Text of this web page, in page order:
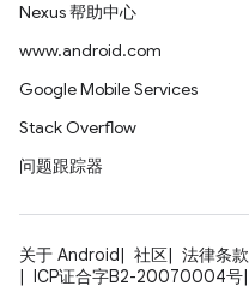
Nexus 帮助中心
www.android.com
Google Mobile Services
Stack Overflow
问题跟踪器
关于 Android 社区 法律条款
ICP证合字B2-20070004号